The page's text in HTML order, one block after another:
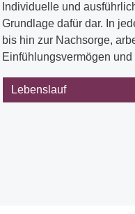
Individuelle und
Grundlage dafür dar. In
bis hin zur Nachsorge,
Einfühlungsvermögen
Lebenslauf